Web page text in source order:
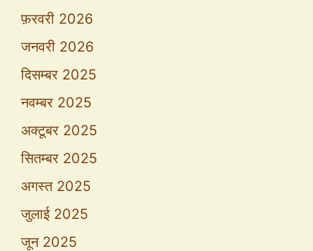
फ़रवरी 2026
जनवरी 2026
दिसम्बर 2025
नवम्बर 2025
अक्टूबर 2025
सितम्बर 2025
अगस्त 2025
जुलाई 2025
जून 2025